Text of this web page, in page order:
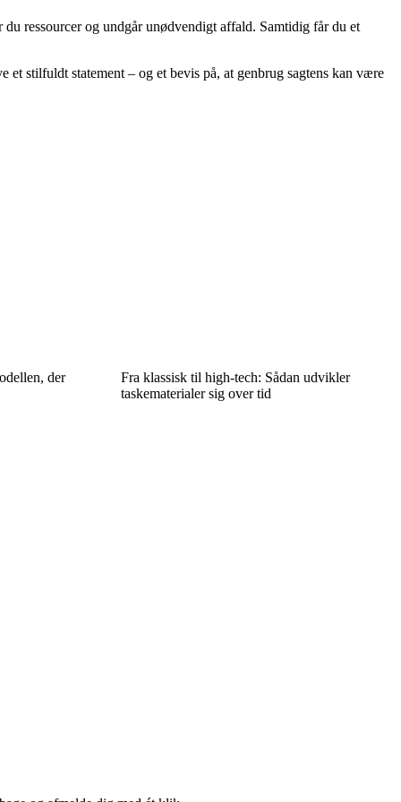
ressourcer og undgår unødvendigt affald. Samtidig får du et
stilfuldt statement – og et bevis på, at genbrug sagtens kan være
der
Fra klassisk til high-tech: Sådan udvikler
taskematerialer sig over tid